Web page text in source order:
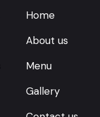
Home
About us
Menu
Gallery